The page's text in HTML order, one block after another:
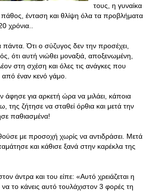
τους, η γυναίκα
πάθος, ένταση και θλίψη όλα τα προβλήματα
χρόνια..
Ότι ο σύζυγος δεν την προσέχει,
ότι αυτή νιώθει μοναξιά, αποξενωμένη,
στη σχέση και όλες τις ανάγκες που
έναν κενό γάμο.
για αρκετή ώρα να μιλάει, κάποια
της ζήτησε να σταθεί όρθια και μετά την
παθιασμένα!
με προσοχή χωρίς να αντιδράσει. Μετά
και κάθισε ξανά στην καρέκλα της
άντρα και του είπε: «Αυτό χρειάζεται η
το κάνεις αυτό τουλάχιστον 3 φορές τη